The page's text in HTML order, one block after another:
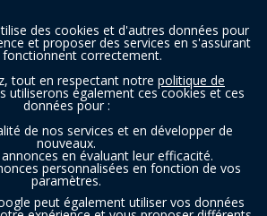
des cookies et d'autres données pour
et proposer des services en s'assurant
fonctionnent correctement.
tout en respectant notre politique de
utiliserons également ces cookies et ces
données pour :
de nos services et en développer de
nouveaux.
en évaluant leur efficacité.
personnalisées en fonction de vos
paramètres.
peut également utiliser vos données